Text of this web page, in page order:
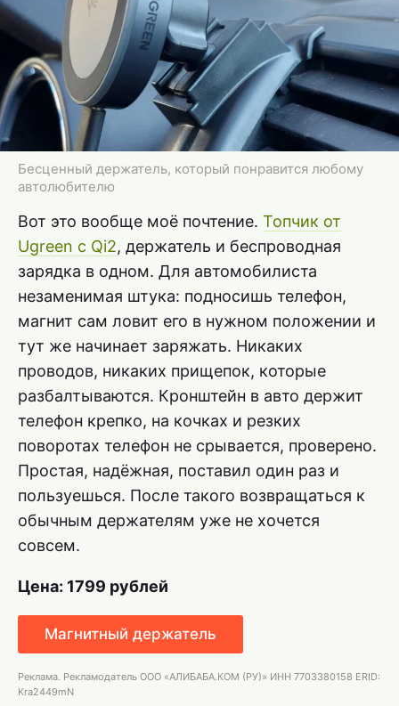
Бесценный держатель, который понравится любому
автолюбителю
Вот это вообще моё почтение. Топчик от
Ugreen с Qi2, держатель и беспроводная
зарядка в одном. Для автомобилиста
незаменимая штука: подносишь телефон,
магнит сам ловит его в нужном положении и
тут же начинает заряжать. Никаких
проводов, никаких прищепок, которые
разбалтываются. Кронштейн в авто держит
телефон крепко, на кочках и резких
поворотах телефон не срывается, проверено.
Простая, надёжная, поставил один раз и
пользуешься. После такого возвращаться к
обычным держателям уже не хочется
совсем.
Цена: 1799 рублей
Магнитный держатель
Реклама. Рекламодатель ООО «АЛИБАБА.КОМ (РУ)» ИНН 7703380158 ERID:
Kra2449mN